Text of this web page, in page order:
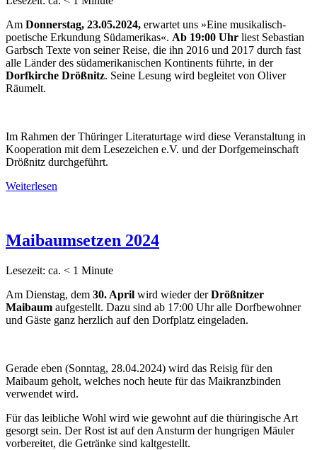
Am Donnerstag, 23.05.2024, erwartet uns »Eine musikalisch-
poetische Erkundung Südamerikas«. Ab 19:00 Uhr liest Sebastian
Garbsch Texte von seiner Reise, die ihn 2016 und 2017 durch fast
alle Länder des südamerikanischen Kontinents führte, in der
Dorfkirche Drößnitz. Seine Lesung wird begleitet von Oliver
Räumelt.
Im Rahmen der Thüringer Literaturtage wird diese Veranstaltung in
Kooperation mit dem Lesezeichen e.V. und der Dorfgemeinschaft
Drößnitz durchgeführt.
Weiterlesen
Maibaumsetzen 2024
Lesezeit: ca. < 1 Minute
Am Dienstag, dem 30. April wird wieder derDrößnitzer
Maibaum aufgestellt. Dazu sind ab 17:00 Uhr alle Dorfbewohner
und Gäste ganz herzlich auf den Dorfplatz eingeladen.
Gerade eben (Sonntag, 28.04.2024) wird das Reisig für den
Maibaum geholt, welches noch heute für das Maikranzbinden
verwendet wird.
Für das leibliche Wohl wird wie gewohnt auf die thüringische Art
gesorgt sein. Der Rost ist auf den Ansturm der hungrigen Mäuler
vorbereitet, die Getränke sind kaltgestellt.